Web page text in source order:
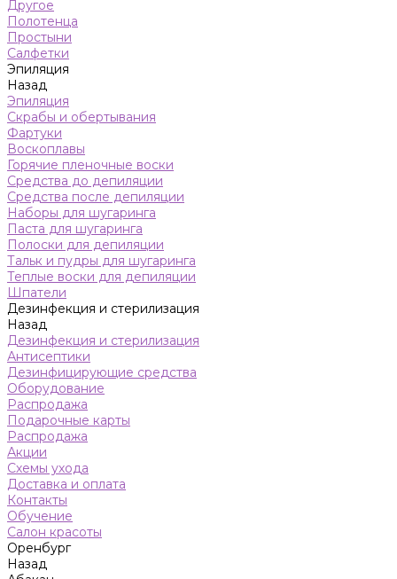
Другое
Полотенца
Простыни
Салфетки
Эпиляция
Назад
Эпиляция
Скрабы и обертывания
Фартуки
Воскоплавы
Горячие пленочные воски
Средства до депиляции
Средства после депиляции
Наборы для шугаринга
Паста для шугаринга
Полоски для депиляции
Тальк и пудры для шугаринга
Теплые воски для депиляции
Шпатели
Дезинфекция и стерилизация
Назад
Дезинфекция и стерилизация
Антисептики
Дезинфицирующие средства
Оборудование
Распродажа
Подарочные карты
Распродажа
Акции
Схемы ухода
Доставка и оплата
Контакты
Обучение
Салон красоты
Оренбург
Назад